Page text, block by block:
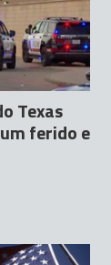
Texas
ferido e